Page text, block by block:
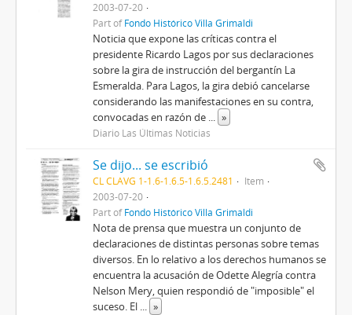
2003-07-20
Part ofFondo Histórico Villa Grimaldi
Noticia que expone las críticas contra el
presidente Ricardo Lagos por sus declaraciones
sobre la gira de instrucción del bergantín La
Esmeralda. Para Lagos, la gira debió cancelarse
considerando las manifestaciones en su contra,
convocadas en razón de ... »
Diario Las Últimas Noticias
Se dijo... se escribió
CL CLAVG 1-1.6-1.6.5-1.6.5.2481
Item
2003-07-20
Part ofFondo Histórico Villa Grimaldi
Nota de prensa que muestra un conjunto de
declaraciones de distintas personas sobre temas
diversos. En lo relativo a los derechos humanos se
encuentra la acusación de Odette Alegría contra
Nelson Mery, quien respondió de "imposible" el
suceso. El ... »